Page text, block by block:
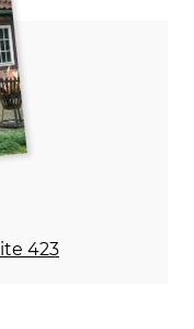
Switzerland
423